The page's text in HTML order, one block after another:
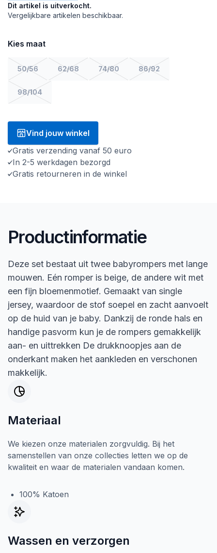
Dit artikel is uitverkocht.
Vergelijkbare artikelen beschikbaar.
Kies maat
50/56 62/68 74/80 86/92
98/104
Vind jouw winkel
Gratis verzending vanaf 50 euro
In 2-5 werkdagen bezorgd
Gratis retourneren in de winkel
Productinformatie
Deze set bestaat uit twee babyrompers met lange
mouwen. Eén romper is beige, de andere wit met
een fijn bloemenmotief. Gemaakt van single
jersey, waardoor de stof soepel en zacht aanvoelt
op de huid van je baby. Dankzij de ronde hals en
handige pasvorm kun je de rompers gemakkelijk
aan- en uittrekken De drukknoopjes aan de
onderkant maken het aankleden en verschonen
makkelijk.
Materiaal
We kiezen onze materialen zorgvuldig. Bij het
samenstellen van onze collecties letten we op de
kwaliteit en waar de materialen vandaan komen.
100% Katoen
Wassen en verzorgen